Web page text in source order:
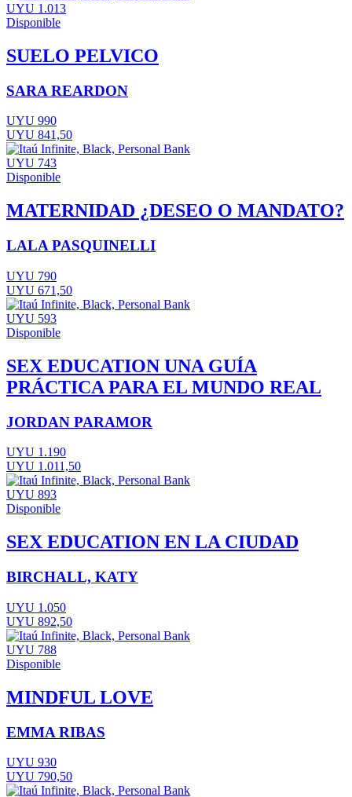
UYU 1.013
Disponible
SUELO PELVICO
SARA REARDON
UYU 990
UYU 841,50
UYU 743
Disponible
MATERNIDAD ¿DESEO O MANDATO?
LALA PASQUINELLI
UYU 790
UYU 671,50
UYU 593
Disponible
SEX EDUCATION UNA GUÍA
PRÁCTICA PARA EL MUNDO REAL
JORDAN PARAMOR
UYU 1.190
UYU 1.011,50
UYU 893
Disponible
SEX EDUCATION EN LA CIUDAD
BIRCHALL, KATY
UYU 1.050
UYU 892,50
UYU 788
Disponible
MINDFUL LOVE
EMMA RIBAS
UYU 930
UYU 790,50